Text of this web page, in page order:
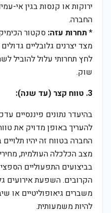
ירוקות או קנסות בגין אי-
החברה.
*תחרות עזה: סקטור
מצד יצרנים גלובליים
לחץ תחרותי עלול להוביל
שוק.
3. טווח קצר (עד שנה):
בהיעדר נתונים פיננסיים
להעריך באופן מדויק את
החברה בטווח זה יהיו
מצב הכלכלה העולמית,
בביצועים התפעוליים
הקרובים. השפעת אירועים
משברים גיאופוליטיים או
להיות משמעותית.